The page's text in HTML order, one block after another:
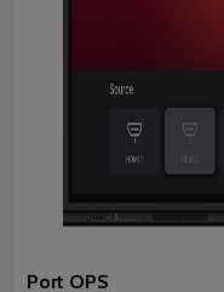
Port OPS